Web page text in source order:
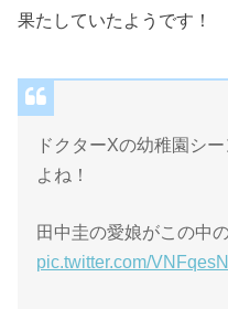
果たしていたようです！
ドクターXの幼稚園シ
よね！
田中圭の愛娘がこの中
pic.twitter.com/